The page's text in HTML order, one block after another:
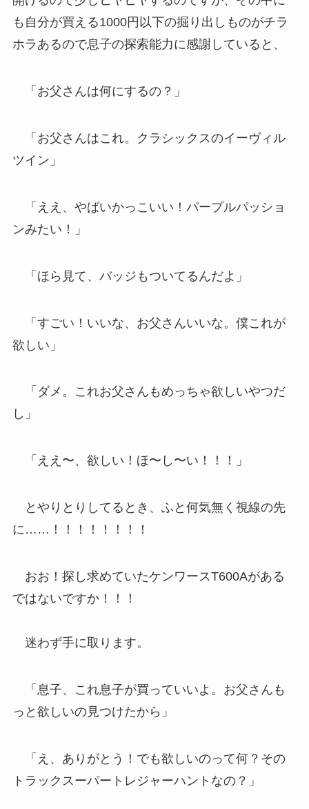
も自分が買える1000円以下の掘り出しものがチラ
ホラあるので息子の探索能力に感謝していると、
「お父さんは何にするの？」
「お父さんはこれ。クラシックスのイーヴィル
ツイン」
「ええ、やばいかっこいい！パープルパッショ
ンみたい！」
「ほら見て、バッジもついてるんだよ」
「すごい！いいな、お父さんいいな。僕これが
欲しい」
「ダメ。これお父さんもめっちゃ欲しいやつだ
し」
「ええ〜、欲しい！ほ〜し〜い！！！」
とやりとりしてるとき、ふと何気無く視線の先
に……！！！！！！！！
おお！探し求めていたケンワースT600Aがある
ではないですか！！！
迷わず手に取ります。
「息子、これ息子が買っていいよ。お父さんも
っと欲しいの見つけたから」
「え、ありがとう！でも欲しいのって何？その
トラックスーパートレジャーハントなの？」